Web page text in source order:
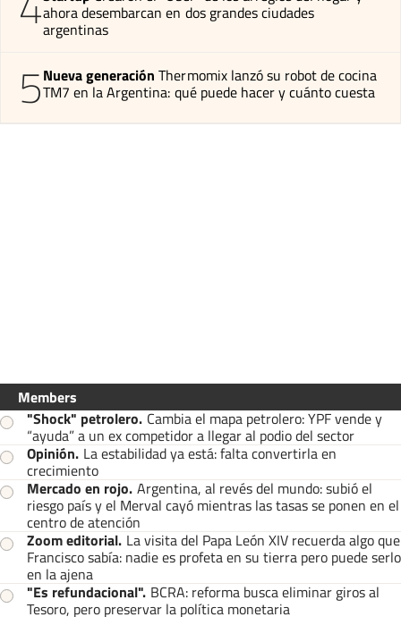
ahora desembarcan en dos grandes ciudades
argentinas
5Nueva generación Thermomix lanzó su robot de cocina
TM7 en la Argentina: qué puede hacer y cuánto cuesta
Members
"Shock" petrolero. Cambia el mapa petrolero: YPF vende y
“ayuda” a un ex competidor a llegar al podio del sector
Opinión. La estabilidad ya está: falta convertirla en
crecimiento
Mercado en rojo. Argentina, al revés del mundo: subió el
riesgo país y el Merval cayó mientras las tasas se ponen en el
centro de atención
Zoom editorial. La visita del Papa León XIV recuerda algo que
Francisco sabía: nadie es profeta en su tierra pero puede serlo
en la ajena
"Es refundacional". BCRA: reforma busca eliminar giros al
Tesoro, pero preservar la política monetaria